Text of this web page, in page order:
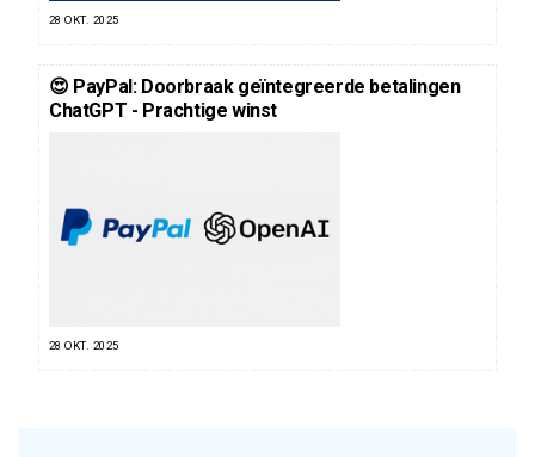
28 OKT. 2025
😍 PayPal: Doorbraak geïntegreerde betalingen
ChatGPT - Prachtige winst
28 OKT. 2025